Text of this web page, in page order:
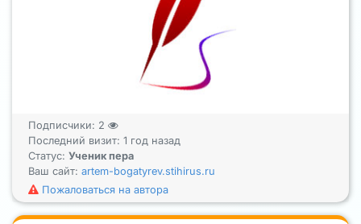
Подписчики: 2
Последний визит: 1 год назад
Статус: Ученик пера
Ваш сайт: artem-bogatyrev.stihirus.ru
Пожаловаться на автора